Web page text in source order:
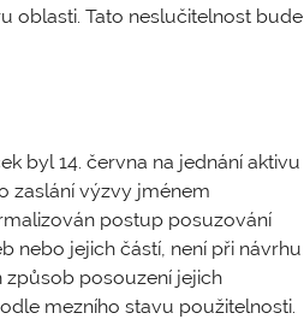
oblasti. Tato neslučitelnost bude
byl 14. června na jednání aktivu
zaslání výzvy jménem
postup posuzování
nebo jejich částí, není při návrhu
způsob posouzení jejich
mezního stavu použitelnosti.